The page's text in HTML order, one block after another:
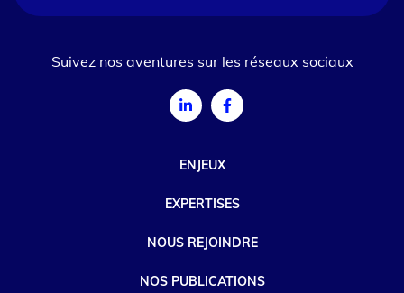
ENJEUX
EXPERTISES
NOUS REJOINDRE
NOS PUBLICATIONS
Suivez nos aventures sur les réseaux sociaux